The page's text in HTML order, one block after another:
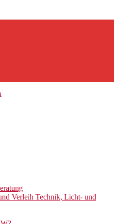
Verleih Technik, Licht- und